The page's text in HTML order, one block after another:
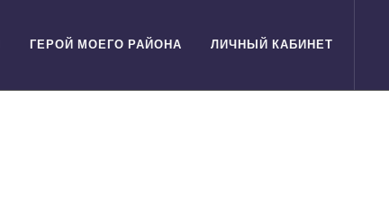
ГЕРОЙ МОЕГО РАЙОНА ЛИЧНЫЙ КАБИНЕТ